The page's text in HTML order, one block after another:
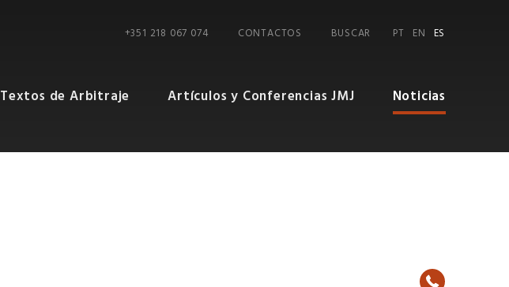
+351 218 067 074 CONTACTOS BUSCAR PT EN ES
Textos de Arbitraje Artículos y Conferencias JMJ Noticias